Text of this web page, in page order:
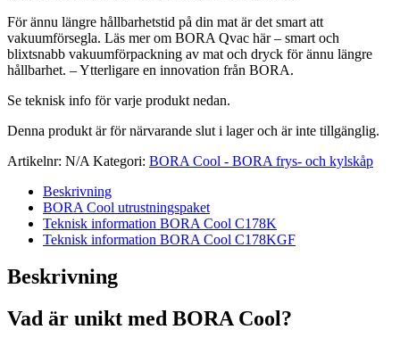
För ännu längre hållbarhetstid på din mat är det smart att
vakuumförsegla. Läs mer om BORA Qvac här – smart och
blixtsnabb vakuumförpackning av mat och dryck för ännu längre
hållbarhet. – Ytterligare en innovation från BORA.
Se teknisk info för varje produkt nedan.
Denna produkt är för närvarande slut i lager och är inte tillgänglig.
Artikelnr: N/A Kategori: BORA Cool - BORA frys- och kylskåp
Beskrivning
BORA Cool utrustningspaket
Teknisk information BORA Cool C178K
Teknisk information BORA Cool C178KGF
Beskrivning
Vad är unikt med BORA Cool?